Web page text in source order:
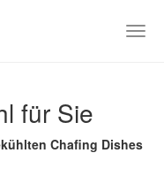
für Sie
Chafing Dishes